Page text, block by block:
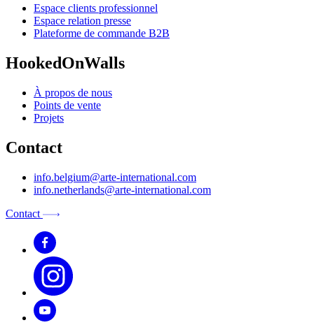
Espace clients professionnel
Espace relation presse
Plateforme de commande B2B
HookedOnWalls
À propos de nous
Points de vente
Projets
Contact
info.belgium@arte-international.com
info.netherlands@arte-international.com
Contact